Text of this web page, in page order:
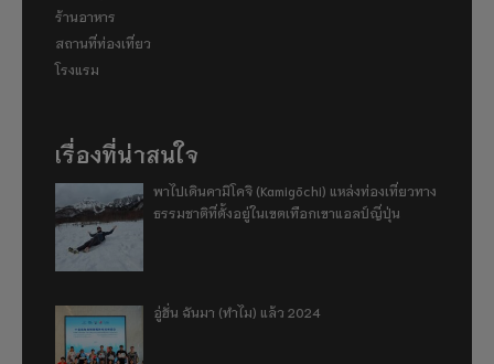
ร้านอาหาร
สถานที่ท่องเที่ยว
โรงแรม
เรื่องที่น่าสนใจ
พาไปเดินคามิโคจิ (Kamigōchi) แหล่งท่องเที่ยวทาง
ธรรมชาติที่ตั้งอยู่ในเขตเทือกเขาแอลป์ญี่ปุ่น
อู่ฮั่น ฉันมา (ทำไม) แล้ว 2024